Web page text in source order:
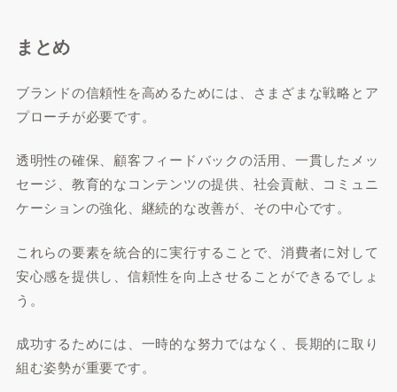
まとめ
ブランドの信頼性を高めるためには、さまざまな戦略とア
プローチが必要です。
透明性の確保、顧客フィードバックの活用、一貫したメッ
セージ、教育的なコンテンツの提供、社会貢献、コミュニ
ケーションの強化、継続的な改善が、その中心です。
これらの要素を統合的に実行することで、消費者に対して
安心感を提供し、信頼性を向上させることができるでしょ
う。
成功するためには、一時的な努力ではなく、長期的に取り
組む姿勢が重要です。